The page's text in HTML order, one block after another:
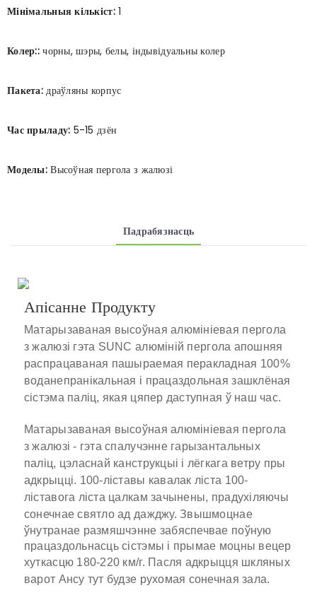
Мінімальныя кількіст:1
Колер::чорны, шэры, белы, індывідуальны колер
Пакета:драўляны корпус
Час прыладу: 5-15 дзён
Моделы:Высоўная пергола з жалюзі
Падрабязнасць
Апісанне Продукту
Матарызаваная высоўная алюмініевая пергола
з жалюзі гэта SUNC алюміній пергола апошняя
распрацаваная пашыраемая перакладная 100%
воданепранікальная і працаздольная зашклёная
сістэма паліц, якая цяпер даступная ў наш час.
Матарызаваная высоўная алюмініевая пергола
з жалюзі - гэта спалучэнне гарызантальных
паліц, цэласнай канструкцыі і лёгкага ветру пры
адкрыцці. 100-ліставы кавалак ліста 100-
ліставога ліста цалкам зачынены, прадухіляючы
сонечнае святло ад дажджу. Звышмоцнае
ўнутранае размяшчэнне забяспечвае поўную
працаздольнасць сістэмы і прымае моцны вецер
хуткасцю 180-220 км/г. Пасля адкрыцця шкляных
варот Ансу тут будзе рухомая сонечная зала.